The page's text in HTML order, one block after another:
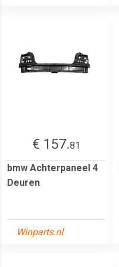
€ 157.81
bmw Achterpaneel 4
Deuren
Winparts.nl